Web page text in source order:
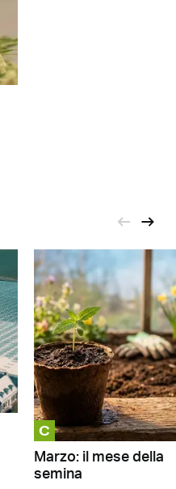
C
Marzo: il mese della
semina